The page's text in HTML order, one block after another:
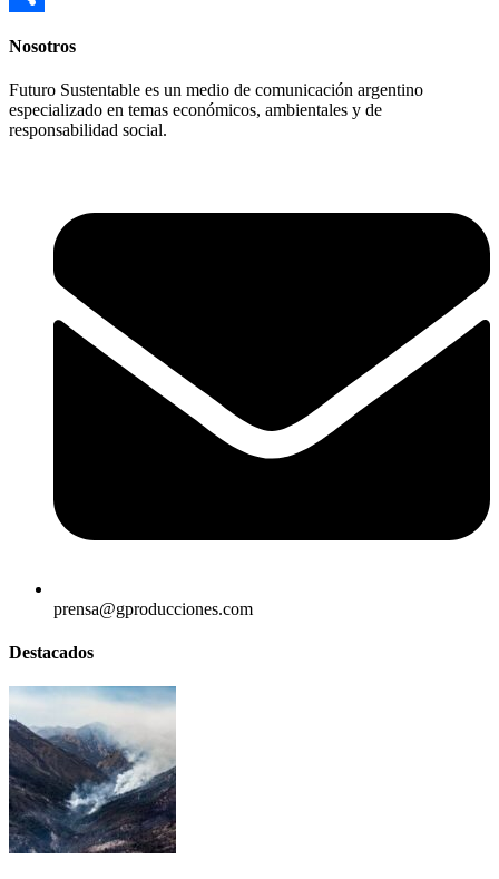
Nosotros
Futuro Sustentable es un medio de comunicación argentino
especializado en temas económicos, ambientales y de
responsabilidad social.
prensa@gproducciones.com
Destacados